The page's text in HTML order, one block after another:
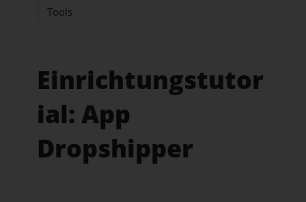
Tools
Einrichtungstutor
ial: App
Dropshipper